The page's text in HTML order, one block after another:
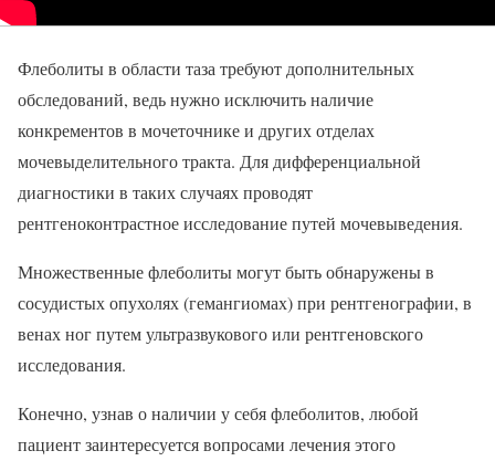
Флеболиты в области таза требуют дополнительных
обследований, ведь нужно исключить наличие
конкрементов в мочеточнике и других отделах
мочевыделительного тракта. Для дифференциальной
диагностики в таких случаях проводят
рентгеноконтрастное исследование путей мочевыведения.
Множественные флеболиты могут быть обнаружены в
сосудистых опухолях (гемангиомах) при рентгенографии, в
венах ног путем ультразвукового или рентгеновского
исследования.
Конечно, узнав о наличии у себя флеболитов, любой
пациент заинтересуется вопросами лечения этого